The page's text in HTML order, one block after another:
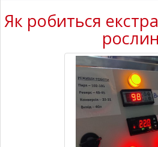
Як робиться